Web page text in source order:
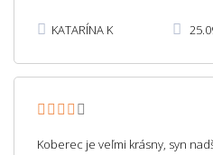
KATARÍNA K
Koberec je veľmi krásny, syn